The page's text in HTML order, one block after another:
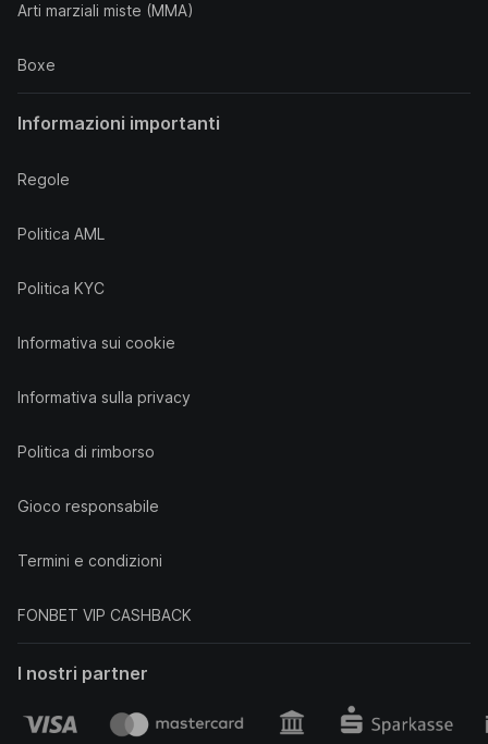
Arti marziali miste (MMA)
Boxe
Informazioni importanti
Regole
Politica AML
Politica KYC
Informativa sui cookie
Informativa sulla privacy
Politica di rimborso
Gioco responsabile
Termini e condizioni
FONBET VIP CASHBACK
I nostri partner